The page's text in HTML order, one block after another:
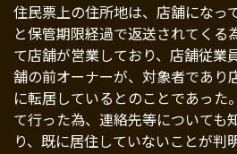
住民票上の住所地は、店舗になっ
と保管期限経過で返送されてくる
て店舗が営業しており、店舗従業
舗の前オーナーが、対象者であり
に転居しているとのことであった
て行った為、連絡先等についても
り、既に居住していないことが判